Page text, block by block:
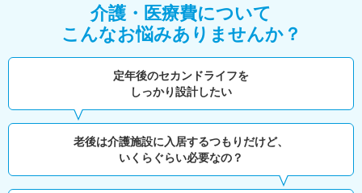
介護・医療費について
こんなお悩みありませんか？
定年後のセカンドライフを
しっかり設計したい
老後は介護施設に入居するつもりだけど、
いくらぐらい必要なの？